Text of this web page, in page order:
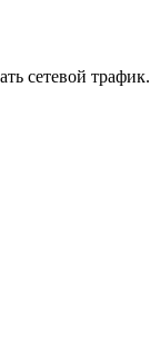
сетевой трафик.